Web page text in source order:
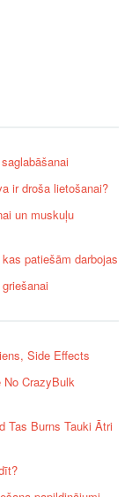
ir droša lietošanai?
un muskuļu
patiešām darbojas
Side Effects
CrazyBulk
Tas Burns Tauki Ātri